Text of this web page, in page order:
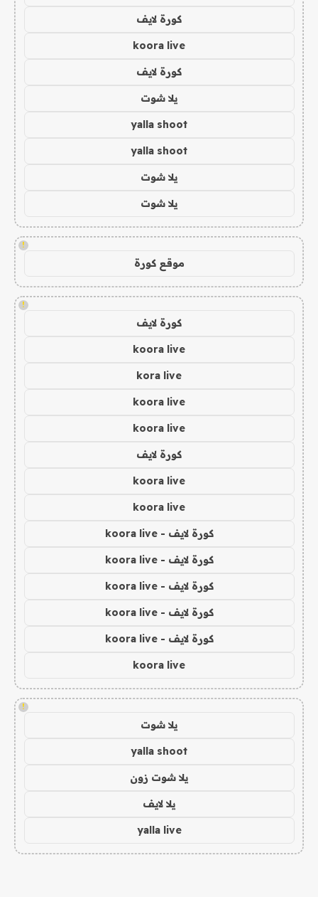
كورة لايف
koora live
كورة لايف
يلا شوت
yalla shoot
yalla shoot
يلا شوت
يلا شوت
!
موقع كورة
!
كورة لايف
koora live
kora live
koora live
koora live
كورة لايف
koora live
koora live
كورة لايف - koora live
كورة لايف - koora live
كورة لايف - koora live
كورة لايف - koora live
كورة لايف - koora live
koora live
!
يلا شوت
yalla shoot
يلا شوت زون
يلا لايف
yalla live